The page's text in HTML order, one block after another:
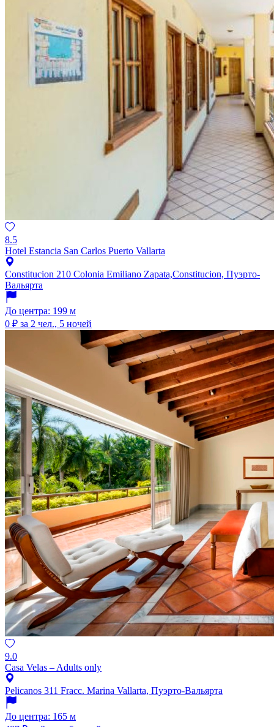
8.5
Hotel Estancia San Carlos Puerto Vallarta
Constitucion 210 Colonia Emiliano Zapata,Constitucion, Пуэрто-
Вальярта
До центра: 199 м
0 ₽ за 2 чел., 5 ночей
9.0
Casa Velas – Adults only
Pelicanos 311 Fracc. Marina Vallarta, Пуэрто-Вальярта
До центра: 165 м